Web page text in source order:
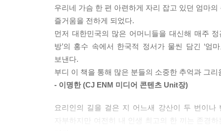
우리네 가슴 한 편 아련하게 자리 잡고 있던 엄마
즐거움을 전하게 되었다.
먼저 대한민국의 많은 어머니들을 대신해 매주
방’의 홍수 속에서 한국적 정서가 물씬 담긴 ‘엄
보낸다.
부디 이 책을 통해 많은 분들의 소중한 추억과 그
- 이명한 (CJ ENM 미디어 콘텐츠 Unit장)
요리인의 길을 걸은 지 어느새 강산이 두 번이
자부하지만 여전히 내 인생 최고의 한 끼는 존경